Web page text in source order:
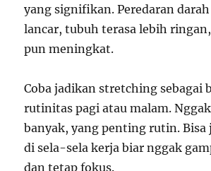
yang signifikan. Peredaran
lancar, tubuh terasa lebih
pun meningkat.
Coba jadikan stretching sebagai
rutinitas pagi atau malam.
banyak, yang penting rutin. Bisa
di sela-sela kerja biar nggak
dan tetap fokus.